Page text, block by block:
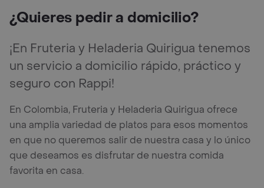
¿Quieres pedir a domicilio?
¡En Fruteria y Heladeria Quirigua tenemos
un servicio a domicilio rápido, práctico y
seguro con Rappi!
En Colombia, Fruteria y Heladeria Quirigua ofrece
una amplia variedad de platos para esos momentos
en que no queremos salir de nuestra casa y lo único
que deseamos es disfrutar de nuestra comida
favorita en casa.